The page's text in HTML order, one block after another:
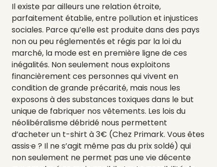
Il existe par ailleurs une relation étroite,
parfaitement établie, entre pollution et injustices
sociales. Parce qu’elle est produite dans des pays
non ou peu réglementés et régis par la loi du
marché, la mode est en première ligne de ces
inégalités. Non seulement nous exploitons
financièrement ces personnes qui vivent en
condition de grande précarité, mais nous les
exposons à des substances toxiques dans le but
unique de fabriquer nos vêtements. Les lois du
néolibéralisme débridé nous permettent
d’acheter un t-shirt à 3€ (Chez Primark. Vous êtes
assis·e ? Il ne s’agit même pas du prix soldé) qui
non seulement ne permet pas une vie décente